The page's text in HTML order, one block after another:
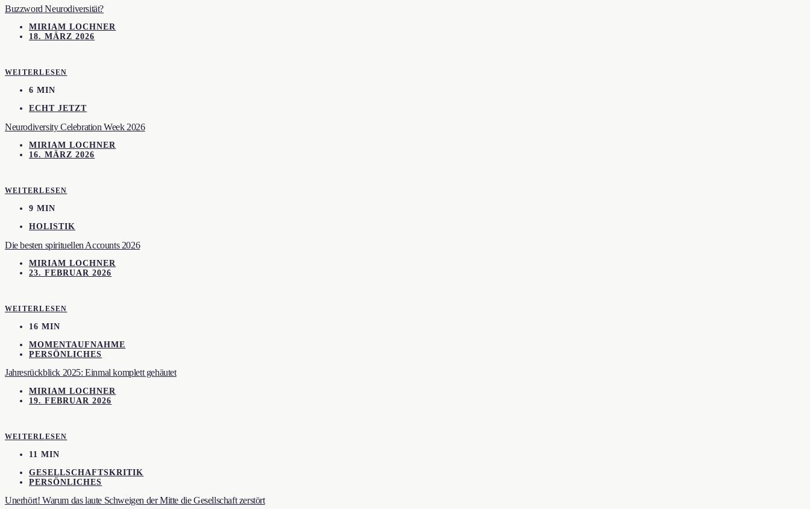
Buzzword Neurodiversität?
MIRIAM LOCHNER
18. MÄRZ 2026
WEITERLESEN
6 MIN
ECHT JETZT
Neurodiversity Celebration Week 2026
MIRIAM LOCHNER
16. MÄRZ 2026
WEITERLESEN
9 MIN
HOLISTIK
Die besten spirituellen Accounts 2026
MIRIAM LOCHNER
23. FEBRUAR 2026
WEITERLESEN
16 MIN
MOMENTAUFNAHME
PERSÖNLICHES
Jahresrückblick 2025: Einmal komplett gehäutet
MIRIAM LOCHNER
19. FEBRUAR 2026
WEITERLESEN
11 MIN
GESELLSCHAFTSKRITIK
PERSÖNLICHES
Unerhört! Warum das laute Schweigen der Mitte die Gesellschaft zerstört